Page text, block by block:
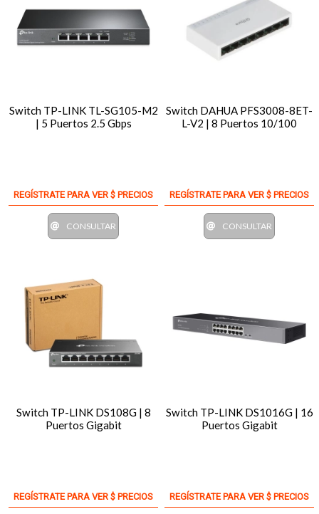
Switch TP-LINK TL-SG105-M2
| 5 Puertos 2.5 Gbps
REGÍSTRATE PARA VER $ PRECIOS
CONSULTAR
Switch DAHUA PFS3008-8ET-
L-V2 | 8 Puertos 10/100
REGÍSTRATE PARA VER $ PRECIOS
CONSULTAR
Switch TP-LINK DS108G | 8
Puertos Gigabit
REGÍSTRATE PARA VER $ PRECIOS
Switch TP-LINK DS1016G | 16
Puertos Gigabit
REGÍSTRATE PARA VER $ PRECIOS